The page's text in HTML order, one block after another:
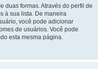
duas formas. Através do perfil de
à sua lista. De maneira
você pode adicionar
de usuários. Você pode
esta mesma página.